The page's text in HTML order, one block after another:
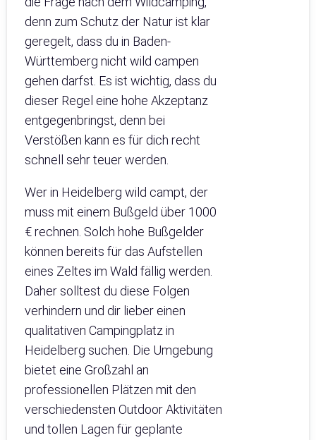
denn zum Schutz der Natur ist klar
geregelt, dass du in Baden-
Württemberg nicht wild campen
gehen darfst. Es ist wichtig, dass du
dieser Regel eine hohe Akzeptanz
entgegenbringst, denn bei
Verstößen kann es für dich recht
schnell sehr teuer werden.
Wer in Heidelberg wild campt, der
muss mit einem Bußgeld über 1000
€ rechnen. Solch hohe Bußgelder
können bereits für das Aufstellen
eines Zeltes im Wald fällig werden.
Daher solltest du diese Folgen
verhindern und dir lieber einen
qualitativen Campingplatz in
Heidelberg suchen. Die Umgebung
bietet eine Großzahl an
professionellen Plätzen mit den
verschiedensten Outdoor Aktivitäten
und tollen Lagen für geplante